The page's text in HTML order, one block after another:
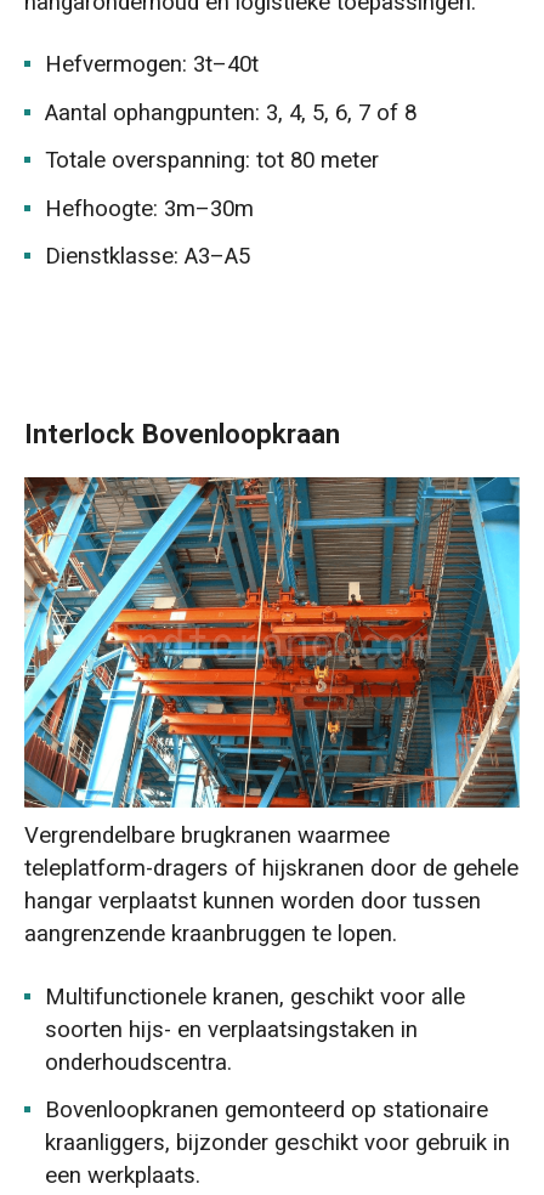
Hefvermogen: 3t–40t
Aantal ophangpunten: 3, 4, 5, 6, 7 of 8
Totale overspanning: tot 80 meter
Hefhoogte: 3m–30m
Dienstklasse: A3–A5
Interlock Bovenloopkraan
Vergrendelbare brugkranen waarmee
teleplatform-dragers of hijskranen door de gehele
hangar verplaatst kunnen worden door tussen
aangrenzende kraanbruggen te lopen.
Multifunctionele kranen, geschikt voor alle
soorten hijs- en verplaatsingstaken in
onderhoudscentra.
Bovenloopkranen gemonteerd op stationaire
kraanliggers, bijzonder geschikt voor gebruik in
een werkplaats.